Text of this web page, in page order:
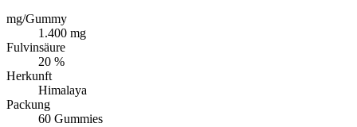
mg/Gummy
1.400 mg
Fulvinsäure
20 %
Herkunft
Himalaya
Packung
60 Gummies